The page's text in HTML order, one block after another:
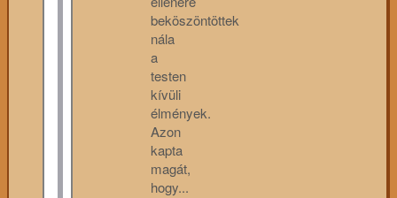
beköszöntöttek
nála
a
testen
kívüli
élmények.
Azon
kapta
magát,
hogy...